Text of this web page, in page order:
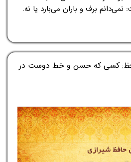
برف و باران می‌بارد یا نه.
دیوان حافظ: کسی که حسن و خط دوست در